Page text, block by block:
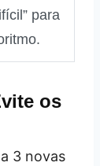
para
os
3 novas